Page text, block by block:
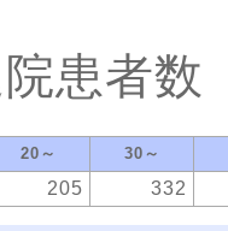
患者数
20～ 30～
205 332